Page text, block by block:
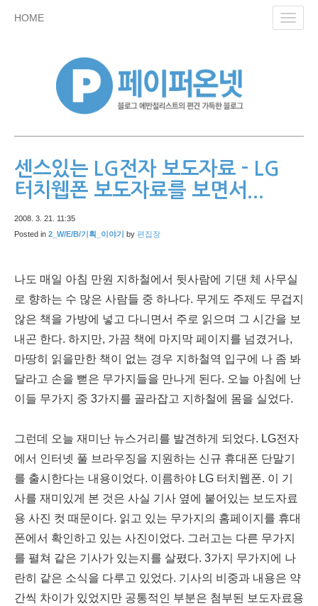
HOME
센스있는 LG전자 보도자료 - LG
터치웹폰 보도자료를 보면서...
2008. 3. 21. 11:35
Posted in 2_W/E/B/기획_이야기 by 편집장
나도 매일 아침 만원 지하철에서 뒷사람에 기댄 체 사무실
로 향하는 수 많은 사람들 중 하나다. 무게도 주제도 무겁지
않은 책을 가방에 넣고 다니면서 주로 읽으며 그 시간을 보
내곤 한다. 하지만, 가끔 책에 마지막 페이지를 넘겼거나,
마땅히 읽을만한 책이 없는 경우 지하철역 입구에 나 좀 봐
달라고 손을 뻗은 무가지들을 만나게 된다. 오늘 아침에 난
이들 무가지 중 3가지를 골라잡고 지하철에 몸을 실었다.
그런데 오늘 재미난 뉴스거리를 발견하게 되었다. LG전자
에서 인터넷 풀 브라우징을 지원하는 신규 휴대폰 단말기
를 출시한다는 내용이었다. 이름하야 LG 터치웹폰. 이 기
사를 재미있게 본 것은 사실 기사 옆에 붙어있는 보도자료
용 사진 컷 때문이다. 읽고 있는 무가지의 홈페이지를 휴대
폰에서 확인하고 있는 사진이었다. 그러고는 다른 무가지
를 펼쳐 같은 기사가 있는지를 살폈다. 3가지 무가지에 나
란히 같은 소식을 다루고 있었다. 기사의 비중과 내용은 약
간씩 차이가 있었지만 공통적인 부분은 첨부된 보도자료용